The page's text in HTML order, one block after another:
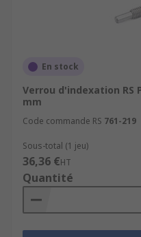
En stock
Verrou d'indexation RS
mm
Code commande RS 761-219
Sous-total (1 jeu)
36,36 €HT
Quantité